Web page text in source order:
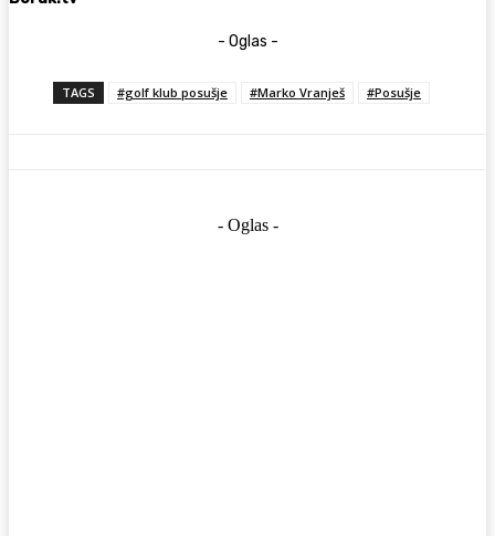
- Oglas -
TAGS #golf klub posušje #Marko Vranješ #Posušje
- Oglas -